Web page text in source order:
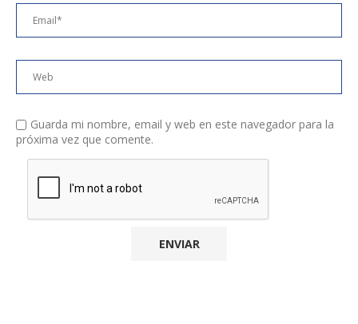
Guarda mi nombre, email y web en este navegador para la
próxima vez que comente.